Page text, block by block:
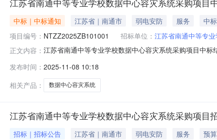
中标｜中标通知 江苏省｜南通市 弱电安防 服务
中
项目编号： NTZZ2025ZB101001 招标单位： 江苏省南通中等专
正文内容： 江苏省南通中等专业学校数据中心容灾系统采购项目中
壹拾伍万元整（￥150000.00元）四、主要标的信息（
1400.00元，由中
发布时间： 2025-11-08 10:18
相关产品：
数据中心容灾系统
江苏省南通中等专业学校数据中心容灾系统采购项目
招标｜招标公告 江苏省｜南通市 弱电安防 服务
预